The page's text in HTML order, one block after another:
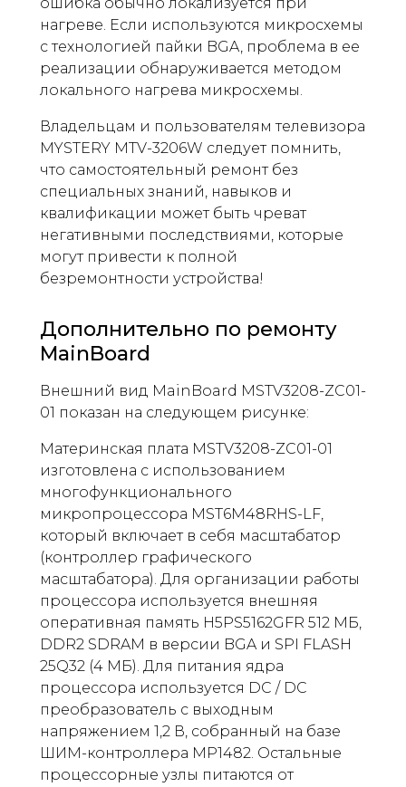
нагреве. Если используются микросхемы
с технологией пайки BGA, проблема в ее
реализации обнаруживается методом
локального нагрева микросхемы.
Владельцам и пользователям телевизора
MYSTERY MTV-3206W следует помнить,
что самостоятельный ремонт без
специальных знаний, навыков и
квалификации может быть чреват
негативными последствиями, которые
могут привести к полной
безремонтности устройства!
Дополнительно по ремонту
MainBoard
Внешний вид MainBoard MSTV3208-ZC01-
01 показан на следующем рисунке:
Материнская плата MSTV3208-ZC01-01
изготовлена ​​с использованием
многофункционального
микропроцессора MST6M48RHS-LF,
который включает в себя масштабатор
(контроллер графического
масштабатора). Для организации работы
процессора используется внешняя
оперативная память H5PS5162GFR 512 МБ,
DDR2 SDRAM в версии BGA и SPI FLASH
25Q32 (4 МБ). Для питания ядра
процессора используется DC / DC
преобразователь с выходным
напряжением 1,2 В, собранный на базе
ШИМ-контроллера MP1482. Остальные
процессорные узлы питаются от